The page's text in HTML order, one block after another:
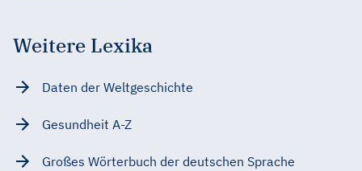
Weitere Lexika
Daten der Weltgeschichte
Gesundheit A-Z
Großes Wörterbuch der deutschen Sprache